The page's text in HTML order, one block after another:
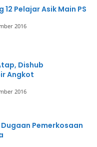
12 Pelajar Asik Main PS
2016
Dishub
Angkot
2016
Dugaan Pemerkosaan